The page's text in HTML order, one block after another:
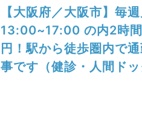
【大阪府／大阪市】毎
13:00~17:00 の内2時
円！駅から徒歩圏内で
事です（健診・人間ドッ